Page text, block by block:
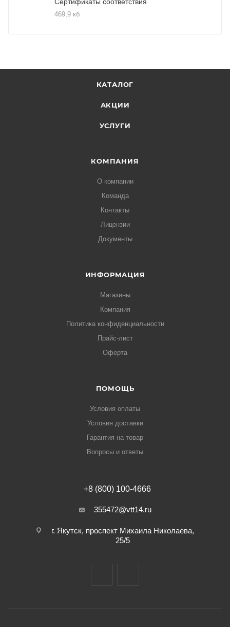
469,9 кб
КАТАЛОГ
АКЦИИ
УСЛУГИ
КОМПАНИЯ
О компании
Команда
Контакты
Лицензии
Документы
ИНФОРМАЦИЯ
Магазины
Компания
Политика конфиденциальности
Прайс-лист
Оферта
ПОМОЩЬ
Условия оплаты
Условия доставки
Гарантия на товар
Вопросы и ответы
+8 (800) 100-4666
355472@vtt14.ru
г. Якутск, проспект Михаила Николаева,
25/5